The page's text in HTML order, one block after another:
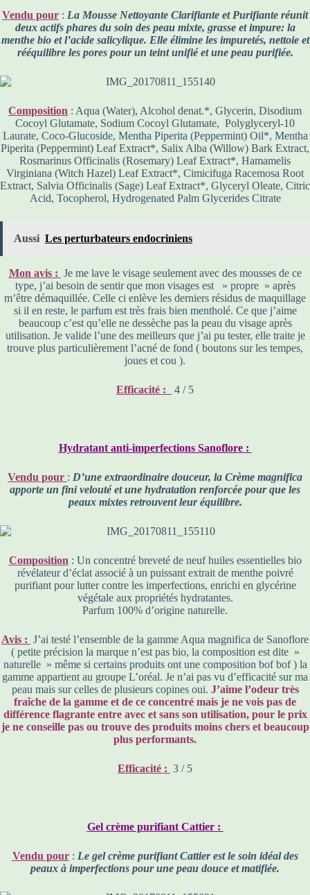
Vendu pour : La Mousse Nettoyante Clarifiante et Purifiante réunit
deux actifs phares du soin des peau mixte, grasse et impure: la
menthe bio et l’acide salicylique. Elle élimine les impuretés, nettoie et
rééquilibre les pores pour un teint unifié et une peau purifiée.
Composition : Aqua (Water), Alcohol denat.*, Glycerin, Disodium
Cocoyl Glutamate, Sodium Cocoyl Glutamate, Polyglyceryl-10
Laurate, Coco-Glucoside, Mentha Piperita (Peppermint) Oil*, Mentha
Piperita (Peppermint) Leaf Extract*, Salix Alba (Willow) Bark Extract,
Rosmarinus Officinalis (Rosemary) Leaf Extract*, Hamamelis
Virginiana (Witch Hazel) Leaf Extract*, Cimicifuga Racemosa Root
Extract, Salvia Officinalis (Sage) Leaf Extract*, Glyceryl Oleate, Citric
Acid, Tocopherol, Hydrogenated Palm Glycerides Citrate
Aussi Les perturbateurs endocriniens
Mon avis : Je me lave le visage seulement avec des mousses de ce
type, j’ai besoin de sentir que mon visages est » propre » après
m’être démaquillée. Celle ci enlève les derniers résidus de maquillage
si il en reste, le parfum est très frais bien mentholé. Ce que j’aime
beaucoup c’est qu’elle ne dessèche pas la peau du visage après
utilisation. Je valide l’une des meilleurs que j’ai pu tester, elle traite je
trouve plus particulièrement l’acné de fond ( boutons sur les tempes,
joues et cou ).
Efficacité : 4 / 5
Hydratant anti-imperfections Sanoflore :
Vendu pour : D’une extraordinaire douceur, la Crème magnifica
apporte un fini velouté et une hydratation renforcée pour que les
peaux mixtes retrouvent leur équilibre.
Composition : Un concentré breveté de neuf huiles essentielles bio
révélateur d’éclat associé à un puissant extrait de menthe poivré
purifiant pour lutter contre les imperfections, enrichi en glycérine
végétale aux propriétés hydratantes.
Parfum 100% d’origine naturelle.
Avis : J’ai testé l’ensemble de la gamme Aqua magnifica de Sanoflore
( petite précision la marque n’est pas bio, la composition est dite »
naturelle » même si certains produits ont une composition bof bof ) la
gamme appartient au groupe L’oréal. Je n’ai pas vu d’efficacité sur ma
peau mais sur celles de plusieurs copines oui. J’aime l’odeur très
fraîche de la gamme et de ce concentré mais je ne vois pas de
différence flagrante entre avec et sans son utilisation, pour le prix
je ne conseille pas ou trouve des produits moins chers et beaucoup
plus performants.
Efficacité : 3 / 5
Gel crème purifiant Cattier :
Vendu pour: Le gel crème purifiant Cattier est le soin idéal des
peaux à imperfections pour une peau douce et matifiée.